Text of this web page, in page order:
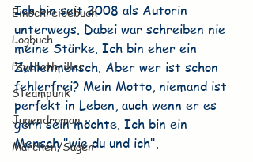
Einschreibebuch
Logbuch
Psychothriller
Steampunk
Jugendroman
Märchen/Sagen
Ich bin seit 2008 als Autorin
unterwegs. Dabei war schreiben nie
meine Stärke. Ich bin eher ein
Zahlenmensch. Aber wer ist schon
fehlerfrei? Mein Motto, niemand ist
perfekt in Leben, auch wenn er es
gern sein möchte. Ich bin ein
Mensch "wie du und ich".